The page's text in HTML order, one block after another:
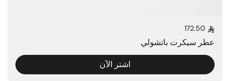
السعر العادي
عطر سيكرت باتشولي
اشتر الآن